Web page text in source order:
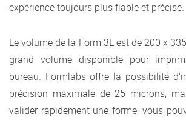
expérience toujours plus fiable et précise.
Le volume de la Form 3L est de 200 x
grand volume disponible pour
bureau. Formlabs offre la possibilité
précision maximale de 25 microns,
valider rapidement une forme, vous